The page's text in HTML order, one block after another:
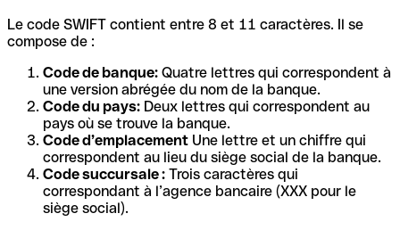
Le code SWIFT contient entre 8 et 11 caractères. Il se
compose de :
Code de banque: Quatre lettres qui correspondent à
une version abrégée du nom de la banque.
Code du pays: Deux lettres qui correspondent au
pays où se trouve la banque.
Code d’emplacement Une lettre et un chiffre qui
correspondent au lieu du siège social de la banque.
Code succursale : Trois caractères qui
correspondant à l’agence bancaire (XXX pour le
siège social).